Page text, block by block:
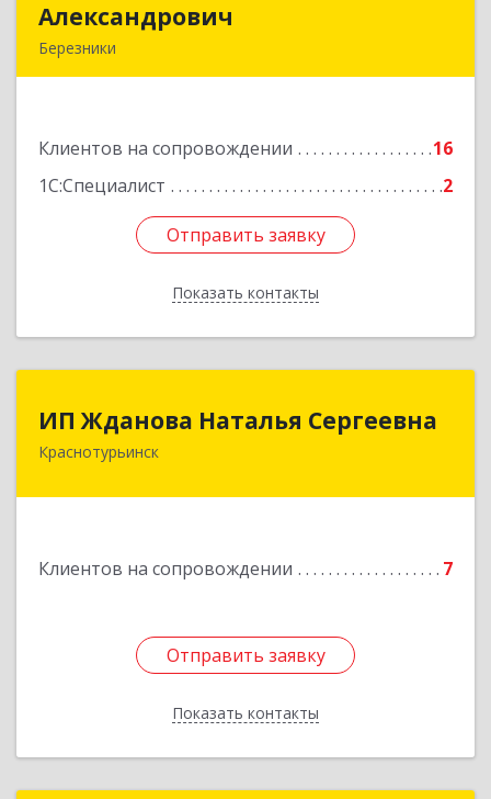
Александрович
Березники
Клиентов на сопровождении
16
1С:Специалист
2
Отправить заявку
Показать контакты
Подробнее
Отправить заявку
Назад
ИП Жданова Наталья Сергеевна
Краснотурьинск
Клиентов на сопровождении 7
Отправить заявку
Показать контакты
Отправить заявку
Назад